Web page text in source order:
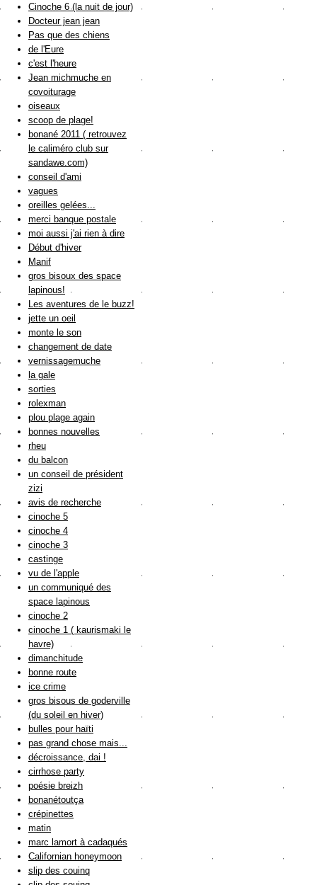
Cinoche 6 (la nuit de jour)
Docteur jean jean
Pas que des chiens
de l'Eure
c'est l'heure
Jean michmuche en
covoiturage
oiseaux
scoop de plage!
bonané 2011 ( retrouvez
le caliméro club sur
sandawe.com)
conseil d'ami
vagues
oreilles gelées...
merci banque postale
moi aussi j'ai rien à dire
Début d'hiver
Manif
gros bisoux des space
lapinous!
Les aventures de le buzz!
jette un oeil
monte le son
changement de date
vernissagemuche
la gale
sorties
rolexman
plou plage again
bonnes nouvelles
rheu
du balcon
un conseil de président
zizi
avis de recherche
cinoche 5
cinoche 4
cinoche 3
castinge
vu de l'apple
un communiqué des
space lapinous
cinoche 2
cinoche 1 ( kaurismaki le
havre)
dimanchitude
bonne route
ice crime
gros bisous de goderville
(du soleil en hiver)
bulles pour haïti
pas grand chose mais...
décroissance, dai !
cirrhose party
poésie breizh
bonanétoutça
crépinettes
matin
marc lamort à cadaqués
Californian honeymoon
slip des couinq